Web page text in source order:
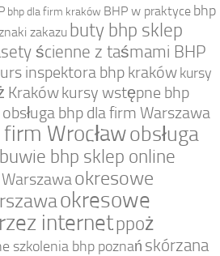
bhp dla firm kraków BHP w praktyce bhp
zakazu buty bhp sklep
ścienne z taśmami BHP
inspektora bhp krakówkursy
Krakówkursy wstępne bhp
obsługa bhp dla firm Warszawa
firm Wrocławobsługa
bhp sklep online
okresowe
okresowe
internetppoż
szkolenia bhp poznań skórzana